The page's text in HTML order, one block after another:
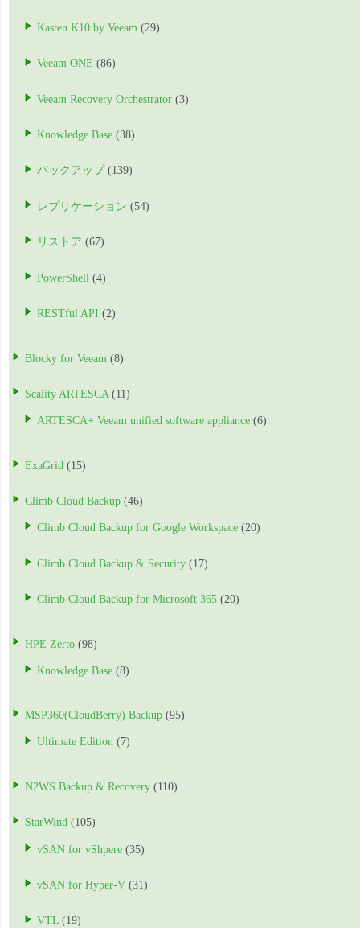
Kasten K10 by Veeam (29)
Veeam ONE (86)
Veeam Recovery Orchestrator (3)
Knowledge Base (38)
バックアップ (139)
レプリケーション (54)
リストア (67)
PowerShell (4)
RESTful API (2)
Blocky for Veeam (8)
Scality ARTESCA (11)
ARTESCA+ Veeam unified software appliance (6)
ExaGrid (15)
Climb Cloud Backup (46)
Climb Cloud Backup for Google Workspace (20)
Climb Cloud Backup & Security (17)
Climb Cloud Backup for Microsoft 365 (20)
HPE Zerto (98)
Knowledge Base (8)
MSP360(CloudBerry) Backup (95)
Ultimate Edition (7)
N2WS Backup & Recovery (110)
StarWind (105)
vSAN for vShpere (35)
vSAN for Hyper-V (31)
VTL (19)